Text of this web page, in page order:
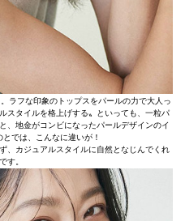
ラフな印象のトップスをパールの力で大人っ
スタイルを格上げする〟といっても、一粒パ
、地金がコンビになったパールデザインのイ
では、こんなに違いが！
、カジュアルスタイルに自然となじんでくれ
す。